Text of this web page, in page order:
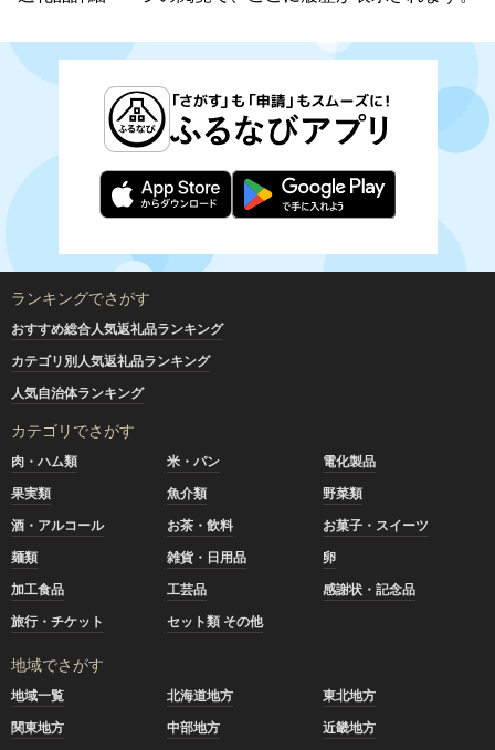
ランキングでさがす
おすすめ総合人気返礼品ランキング
カテゴリ別人気返礼品ランキング
人気自治体ランキング
カテゴリでさがす
肉・ハム類 米・パン
電化製品
果実類
魚介類
野菜類
酒・アルコール
お茶・飲料
お菓子・スイーツ
麺類
雑貨・日用品
卵
加工食品
工芸品
感謝状・記念品
旅行・チケット
セット類 その他
地域でさがす
地域一覧 北海道地方
東北地方
関東地方
中部地方
近畿地方